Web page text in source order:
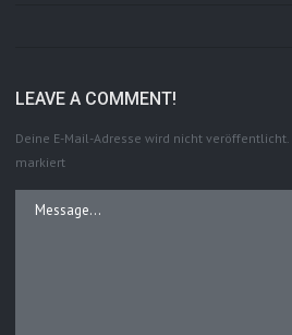
LEAVE A COMMENT!
Deine E-Mail-Adresse wird nicht veröffentlicht.
markiert